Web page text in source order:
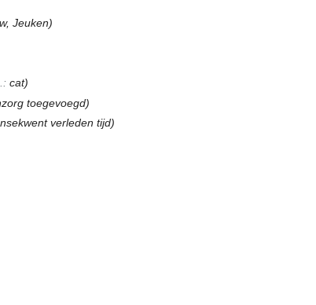
Jeuken)
cat)
toegevoegd)
verleden tijd)